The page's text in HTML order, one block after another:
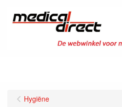
Hygiëne